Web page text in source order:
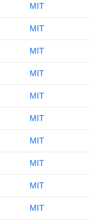
MIT
MIT
MIT
MIT
MIT
MIT
MIT
MIT
MIT
MIT